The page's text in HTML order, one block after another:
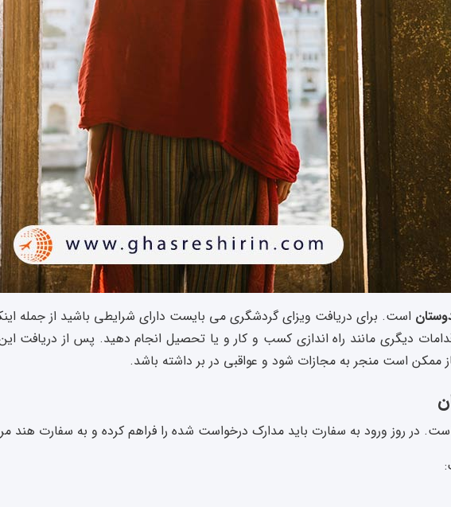
است. برای دریافت ویزای گردشگری می بایست دارای شرایطی باشید از جمله
دیگری مانند راه اندازی کسب و کار و یا تحصیل انجام دهید. پس از دریافت این
ممکن است منجر به مجازات شود و عواقبی در بر داشته باشد.
در روز ورود به سفارت باید مدارک درخواست شده را فراهم کرده و به سفارت هند